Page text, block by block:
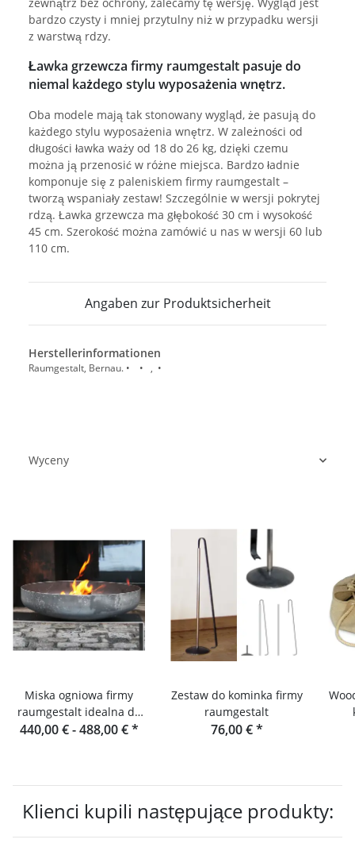
bardzo czysty i mniej przytulny niż w przypadku wersji
z warstwą rdzy.
Ławka grzewcza firmy raumgestalt pasuje do
niemal każdego stylu wyposażenia wnętrz.
Oba modele mają tak stonowany wygląd, że pasują do
każdego stylu wyposażenia wnętrz. W zależności od
długości ławka waży od 18 do 26 kg, dzięki czemu
można ją przenosić w różne miejsca. Bardzo ładnie
komponuje się z paleniskiem firmy raumgestalt –
tworzą wspaniały zestaw! Szczególnie w wersji pokrytej
rdzą. Ławka grzewcza ma głębokość 30 cm i wysokość
45 cm. Szerokość można zamówić u nas w wersji 60 lub
110 cm.
Angaben zur Produktsicherheit
Herstellerinformationen
Raumgestalt, Bernau. • • , •
Wyceny
Miska ogniowa firmy
raumgestalt idealna do
gotowania na świeżym
440,00 € -488,00 €*
Zestaw do kominka firmy
raumgestalt
76,00 €*
Klienci kupili następujące produkty: